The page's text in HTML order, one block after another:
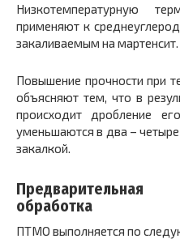
Низкотемпературную
применяют к
закаливаемым на мартенсит.
Повышение прочности при
объясняют тем, что в
происходит дробление
уменьшаются в два –
закалкой.
Предварительная
обработка
ПТМО выполняется по